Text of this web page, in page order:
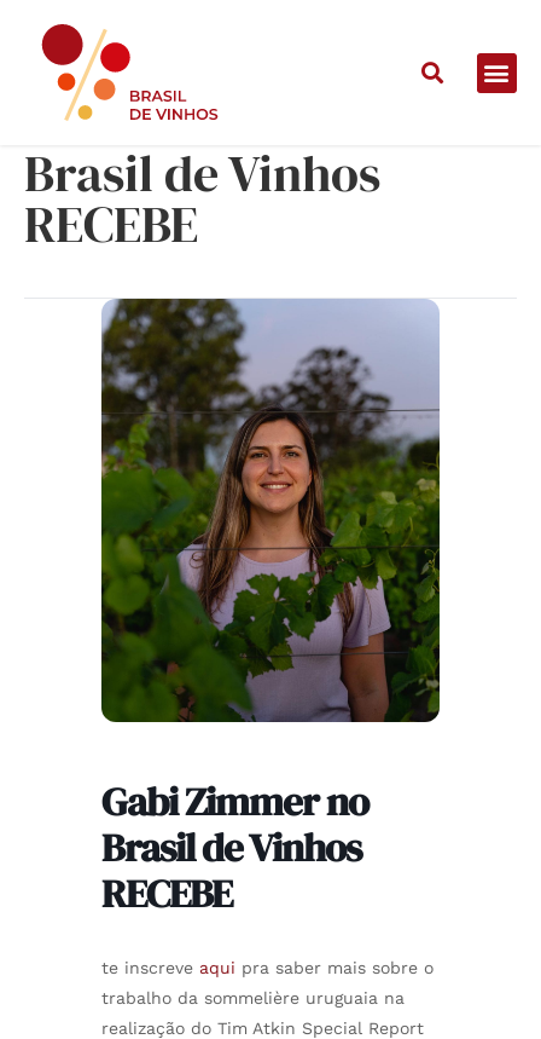
Gabi Zimmer no
Brasil de Vinhos
RECEBE
Gabi Zimmer no
Brasil de Vinhos
RECEBE
te inscreve aqui pra saber mais sobre o
trabalho da sommelière uruguaia na
realização do Tim Atkin Special Report